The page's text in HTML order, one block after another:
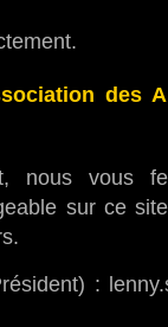
des
nous vous
sur ce
: